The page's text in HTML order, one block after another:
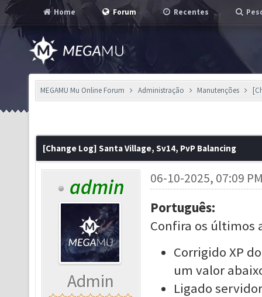
Home Forum Recentes
MEGAMU Mu Online Forum Administração Manutenções
[Change Log] Santa Village, Sv14, PvP Balancing
admin
Admin
06-10-2025, 07:09
Português:
Confira os últimos
Corrigido XP
um valor
Ligado